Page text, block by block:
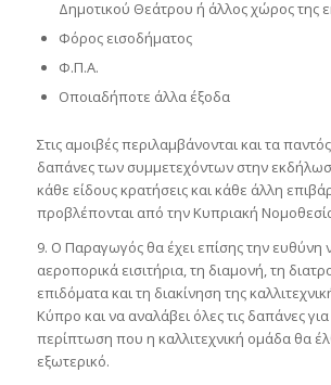
Δημοτικού Θεάτρου ή άλλος χώρος της
Φόρος εισοδήματος
Φ.Π.Α.
Οποιαδήποτε άλλα έξοδα
Στις αμοιβές περιλαμβάνονται και τα
δαπάνες των συμμετεχόντων στην
κάθε είδους κρατήσεις και κάθε άλλη
προβλέπονται από την Κυπριακή
9. Ο Παραγωγός θα έχει επίσης την ευθύνη
αεροπορικά εισιτήρια, τη διαμονή, τη
επιδόματα και τη διακίνηση της
Κύπρο και να αναλάβει όλες τις δαπάνες
περίπτωση που η καλλιτεχνική ομάδα θα
εξωτερικό.